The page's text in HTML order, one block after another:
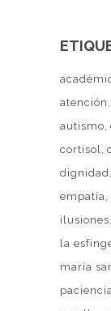
atención
autismo
cortisol
dignidad
empatía
ilusiones
la
maría